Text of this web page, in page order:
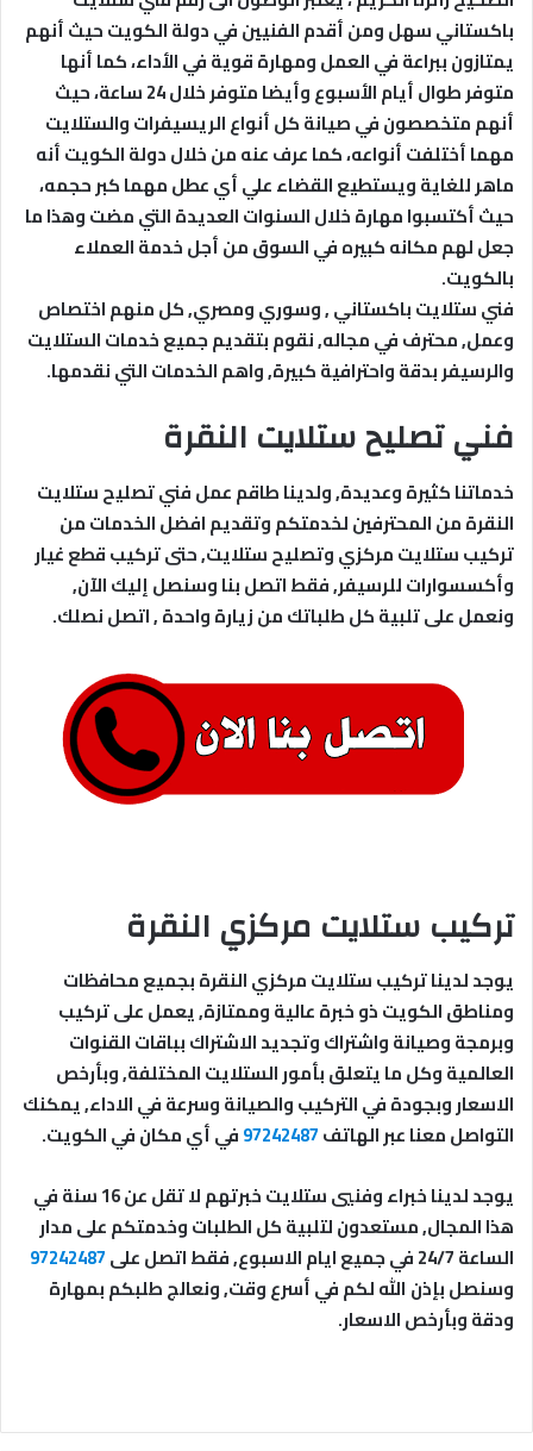
باكستاني سهل ومن أقدم الفنيين في دولة الكويت حيث أنهم
يمتازون ببراعة في العمل ومهارة قوية في الأداء، كما أنها
متوفر طوال أيام الأسبوع وأيضا متوفر خلال 24 ساعة، حيث
أنهم متخصصون في صيانة كل أنواع الريسيفرات والستلايت
مهما أختلفت أنواعه، كما عرف عنه من خلال دولة الكويت أنه
ماهر للغاية ويستطيع القضاء علي أي عطل مهما كبر حجمه،
حيث أكتسبوا مهارة خلال السنوات العديدة التي مضت وهذا ما
جعل لهم مكانه كبيره في السوق من أجل خدمة العملاء
بالكويت.
فني ستلايت باكستاني , وسوري ومصري, كل منهم اختصاص
وعمل, محترف في مجاله, نقوم بتقديم جميع خدمات الستلايت
والرسيفر بدقة واحترافية كبيرة, واهم الخدمات التي نقدمها.
فني تصليح ستلايت النقرة
خدماتنا كثيرة وعديدة, ولدينا طاقم عمل فني تصليح ستلايت
النقرة من المحترفين لخدمتكم وتقديم افضل الخدمات من
تركيب ستلايت مركزي وتصليح ستلايت, حتى تركيب قطع غيار
وأكسسوارات للرسيفر, فقط اتصل بنا وسنصل إليك الآن,
ونعمل على تلبية كل طلباتك من زيارة واحدة , اتصل نصلك.
تركيب ستلايت مركزي النقرة
يوجد لدينا تركيب ستلايت مركزي النقرة بجميع محافظات
ومناطق الكويت ذو خبرة عالية وممتازة, يعمل على تركيب
وبرمجة وصيانة واشتراك وتجديد الاشتراك بباقات القنوات
العالمية وكل ما يتعلق بأمور الستلايت المختلفة, وبأرخص
الاسعار وبجودة في التركيب والصيانة وسرعة في الاداء, يمكنك
التواصل معنا عبر الهاتف97242487في أي مكان في الكويت.
يوجد لدينا خبراء وفنيي ستلايت خبرتهم لا تقل عن 16 سنة في
هذا المجال, مستعدون لتلبية كل الطلبات وخدمتكم على مدار
الساعة 24/7 في جميع ايام الاسبوع, فقط اتصل على
97242487
وسنصل بإذن الله لكم في أسرع وقت, ونعالج طلبكم بمهارة
ودقة وبأرخص الاسعار.